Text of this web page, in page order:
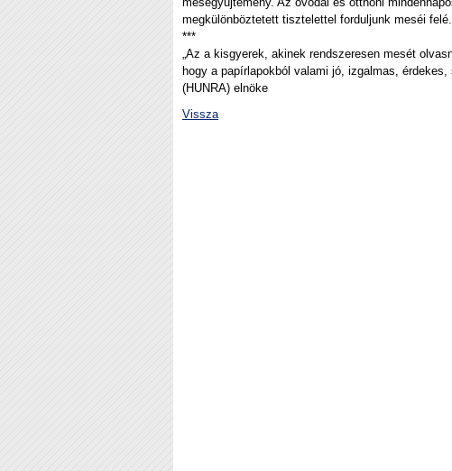
megkülönböztetett tisztelettel forduljunk meséi felé.
***
„Az a kisgyerek, akinek rendszeresen mesét
hogy a papírlapokból valami jó, izgalmas,
(HUNRA) elnöke
Vissza